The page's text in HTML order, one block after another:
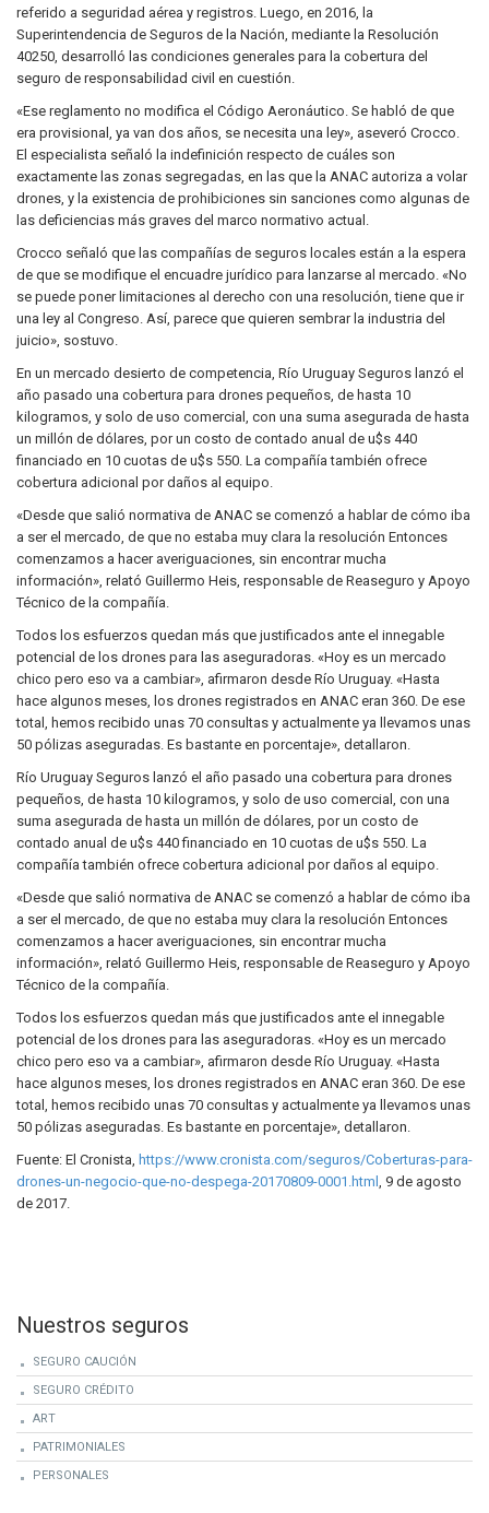
referido a seguridad aérea y registros. Luego, en 2016, la
Superintendencia de Seguros de la Nación, mediante la Resolución
40250, desarrolló las condiciones generales para la cobertura del
seguro de responsabilidad civil en cuestión.
«Ese reglamento no modifica el Código Aeronáutico. Se habló de que
era provisional, ya van dos años, se necesita una ley», aseveró Crocco.
El especialista señaló la indefinición respecto de cuáles son
exactamente las zonas segregadas, en las que la ANAC autoriza a volar
drones, y la existencia de prohibiciones sin sanciones como algunas de
las deficiencias más graves del marco normativo actual.
Crocco señaló que las compañías de seguros locales están a la espera
de que se modifique el encuadre jurídico para lanzarse al mercado. «No
se puede poner limitaciones al derecho con una resolución, tiene que ir
una ley al Congreso. Así, parece que quieren sembrar la industria del
juicio», sostuvo.
En un mercado desierto de competencia, Río Uruguay Seguros lanzó el
año pasado una cobertura para drones pequeños, de hasta 10
kilogramos, y solo de uso comercial, con una suma asegurada de hasta
un millón de dólares, por un costo de contado anual de u$s 440
financiado en 10 cuotas de u$s 550. La compañía también ofrece
cobertura adicional por daños al equipo.
«Desde que salió normativa de ANAC se comenzó a hablar de cómo iba
a ser el mercado, de que no estaba muy clara la resolución Entonces
comenzamos a hacer averiguaciones, sin encontrar mucha
información», relató Guillermo Heis, responsable de Reaseguro y Apoyo
Técnico de la compañía.
Todos los esfuerzos quedan más que justificados ante el innegable
potencial de los drones para las aseguradoras. «Hoy es un mercado
chico pero eso va a cambiar», afirmaron desde Río Uruguay. «Hasta
hace algunos meses, los drones registrados en ANAC eran 360. De ese
total, hemos recibido unas 70 consultas y actualmente ya llevamos unas
50 pólizas aseguradas. Es bastante en porcentaje», detallaron.
Río Uruguay Seguros lanzó el año pasado una cobertura para drones
pequeños, de hasta 10 kilogramos, y solo de uso comercial, con una
suma asegurada de hasta un millón de dólares, por un costo de
contado anual de u$s 440 financiado en 10 cuotas de u$s 550. La
compañía también ofrece cobertura adicional por daños al equipo.
«Desde que salió normativa de ANAC se comenzó a hablar de cómo iba
a ser el mercado, de que no estaba muy clara la resolución Entonces
comenzamos a hacer averiguaciones, sin encontrar mucha
información», relató Guillermo Heis, responsable de Reaseguro y Apoyo
Técnico de la compañía.
Todos los esfuerzos quedan más que justificados ante el innegable
potencial de los drones para las aseguradoras. «Hoy es un mercado
chico pero eso va a cambiar», afirmaron desde Río Uruguay. «Hasta
hace algunos meses, los drones registrados en ANAC eran 360. De ese
total, hemos recibido unas 70 consultas y actualmente ya llevamos unas
50 pólizas aseguradas. Es bastante en porcentaje», detallaron.
Fuente: El Cronista, https://www.cronista.com/seguros/Coberturas-para-
drones-un-negocio-que-no-despega-20170809-0001.html , 9 de agosto
de 2017.
Nuestros seguros
SEGURO CAUCIÓN
SEGURO CRÉDITO
ART
PATRIMONIALES
PERSONALES